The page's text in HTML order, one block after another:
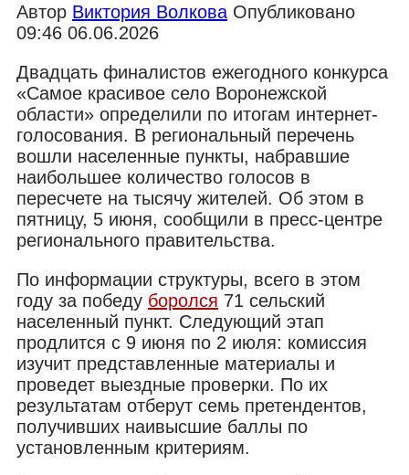
Автор Виктория Волкова Опубликовано
09:46 06.06.2026
Двадцать финалистов ежегодного конкурса
«Самое красивое село Воронежской
области» определили по итогам интернет-
голосования. В региональный перечень
вошли населенные пункты, набравшие
наибольшее количество голосов в
пересчете на тысячу жителей. Об этом в
пятницу, 5 июня, сообщили в пресс-центре
регионального правительства.
По информации структуры, всего в этом
году за победу боролся 71 сельский
населенный пункт. Следующий этап
продлится с 9 июня по 2 июля: комиссия
изучит представленные материалы и
проведет выездные проверки. По их
результатам отберут семь претендентов,
получивших наивысшие баллы по
установленным критериям.